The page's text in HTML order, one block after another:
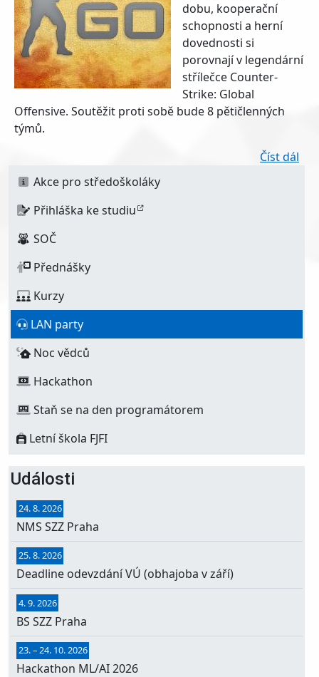
Main navigation
Akce pro středoškoláky
Přihláška ke studiu
SOČ
Přednášky
Kurzy
LAN party
Noc vědců
Hackathon
Staň se na den programátorem
Letní škola FJFI
Události
NMS SZZ Praha
24. 8. 2026
Deadline odevzdání VÚ (obhajoba v září)
25. 8. 2026
BS SZZ Praha
4. 9. 2026
Hackathon ML/AI 2026
23.–24. 10. 2026
dobu, kooperační
schopnosti a herní
dovednosti si
porovnají v legendární
střílečce Counter-
Strike: Global
Offensive. Soutěžit proti sobě bude 8 pětičlenných
týmů.
Číst dál